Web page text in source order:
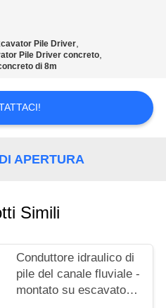
Pile Driver,
Pile Driver concreto,
di 8m
APERTURA
Simili
Conduttore idraulico di
pile del canale fluviale -
montato su escavatore